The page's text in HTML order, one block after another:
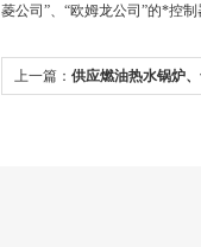
菱公司”、“欧姆龙公司”的*控
上一篇： 供应燃油热水锅炉